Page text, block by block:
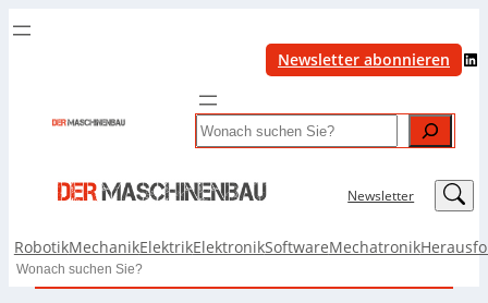
Newsletter abonnieren LinkedIn
Search
Newsletter LinkedIn
RobotikMechanikElektrikElektronikSoftwareMechatronik
Search